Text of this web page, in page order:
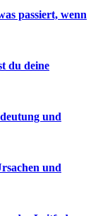
passiert, wenn
du deine
und
und